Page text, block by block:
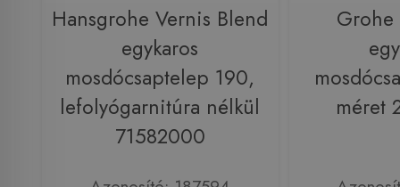
Hansgrohe Vernis Blend
egykaros
mosdócsaptelep 190,
lefolyógarnitúra nélkül
71582000
Grohe
méret